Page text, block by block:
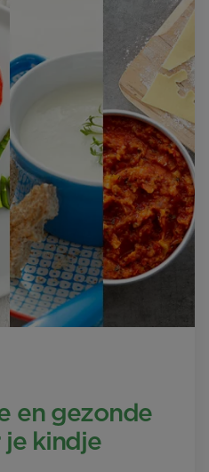
en gezonde
kindje